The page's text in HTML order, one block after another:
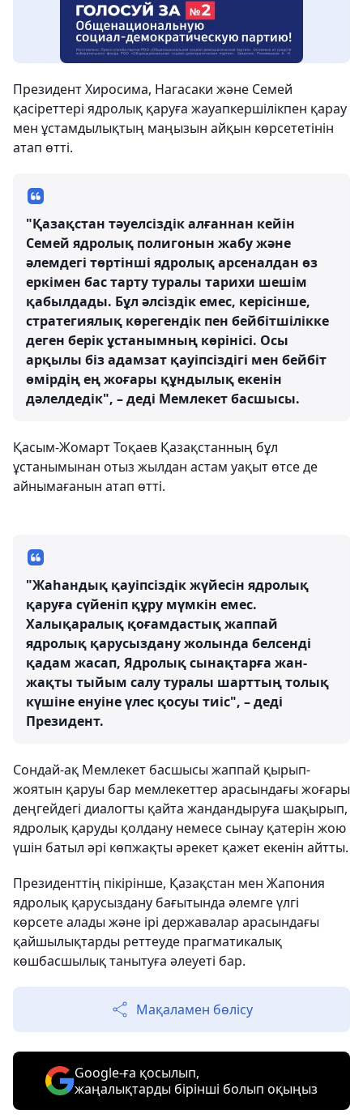
Президент Хиросима, Нагасаки және Семей
қасіреттері ядролық қаруға жауапкершілікпен қарау
мен ұстамдылықтың маңызын айқын көрсететінін
атап өтті.
"Қазақстан тәуелсіздік алғаннан кейін
Семей ядролық полигонын жабу және
әлемдегі төртінші ядролық арсеналдан өз
еркімен бас тарту туралы тарихи шешім
қабылдады. Бұл әлсіздік емес, керісінше,
стратегиялық көрегендік пен бейбітшілікке
деген берік ұстанымның көрінісі. Осы
арқылы біз адамзат қауіпсіздігі мен бейбіт
өмірдің ең жоғары құндылық екенін
дәлелдедік", – деді Мемлекет басшысы.
Қасым-Жомарт Тоқаев Қазақстанның бұл
ұстанымынан отыз жылдан астам уақыт өтсе де
айнымағанын атап өтті.
"Жаһандық қауіпсіздік жүйесін ядролық
қаруға сүйеніп құру мүмкін емес.
Халықаралық қоғамдастық жаппай
ядролық қарусыздану жолында белсенді
қадам жасап, Ядролық сынақтарға жан-
жақты тыйым салу туралы шарттың толық
күшіне енуіне үлес қосуы тиіс", – деді
Президент.
Сондай-ақ Мемлекет басшысы жаппай қырып-
жоятын қаруы бар мемлекеттер арасындағы жоғары
деңгейдегі диалогты қайта жандандыруға шақырып,
ядролық қаруды қолдану немесе сынау қатерін жою
үшін батыл әрі көпжақты әрекет қажет екенін айтты.
Президенттің пікірінше, Қазақстан мен Жапония
ядролық қарусыздану бағытында әлемге үлгі
көрсете алады және ірі державалар арасындағы
қайшылықтарды реттеуде прагматикалық
көшбасшылық танытуға әлеуеті бар.
Мақаламен бөлісу
Google-ға қосылып,
жаңалықтарды бірінші болып оқыңыз